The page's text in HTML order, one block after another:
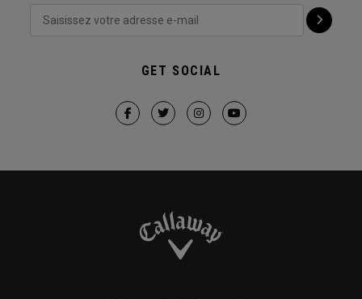
GET SOCIAL